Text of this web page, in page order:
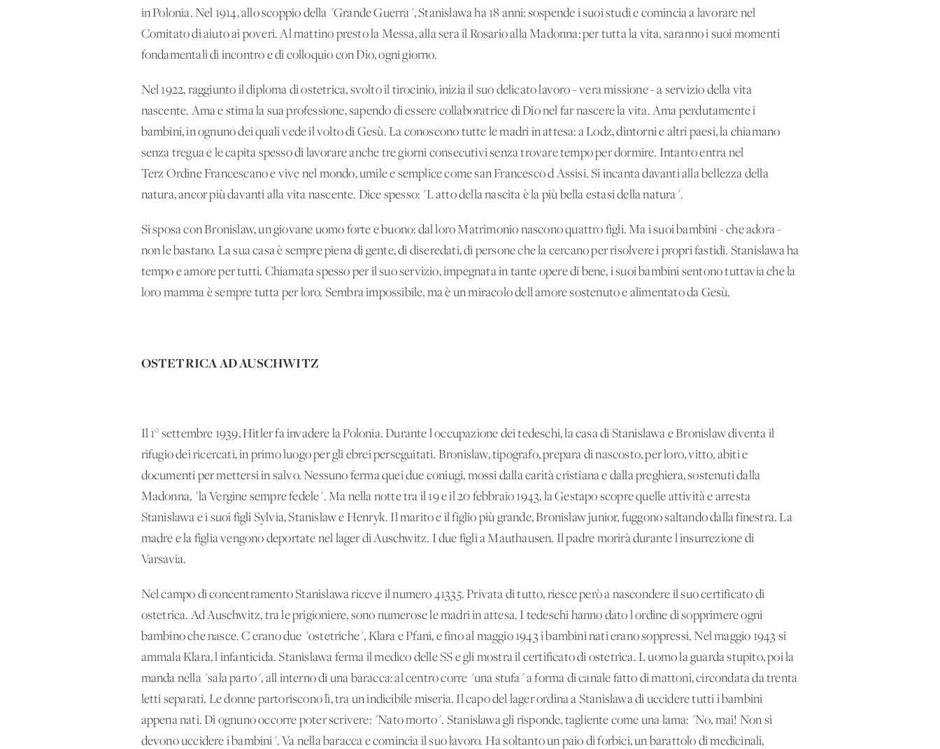
in Polonia. Nel 1914, allo scoppio della "Grande Guerra", Stanislawa ha 18 anni: sospende i suoi studi e comincia a lavorare nel
Comitato di aiuto ai poveri. Al mattino presto la Messa, alla sera il Rosario alla Madonna: per tutta la vita, saranno i suoi momenti
fondamentali di incontro e di colloquio con Dio, ogni giorno.
Nel 1922, raggiunto il diploma di ostetrica, svolto il tirocinio, inizia il suo delicato lavoro - vera missione - a servizio della vita
nascente. Ama e stima la sua professione, sapendo di essere collaboratrice di Dio nel far nascere la vita. Ama perdutamente i
bambini, in ognuno dei quali vede il volto di Gesù. La conoscono tutte le madri in attesa: a Lodz, dintorni e altri paesi, la chiamano
senza tregua e le capita spesso di lavorare anche tre giorni consecutivi senza trovare tempo per dormire. Intanto entra nel
Terz'Ordine Francescano e vive nel mondo, umile e semplice come san Francesco d'Assisi. Si incanta davanti alla bellezza della
natura, ancor più davanti alla vita nascente. Dice spesso: "L'atto della nascita è la più bella estasi della natura".
Si sposa con Bronislaw, un giovane uomo forte e buono: dal loro Matrimonio nascono quattro figli. Ma i suoi bambini - che adora -
non le bastano. La sua casa è sempre piena di gente, di diseredati, di persone che la cercano per risolvere i propri fastidi. Stanislawa ha
tempo e amore per tutti. Chiamata spesso per il suo servizio, impegnata in tante opere di bene, i suoi bambini sentono tuttavia che la
loro mamma è sempre tutta per loro. Sembra impossibile, ma è un miracolo dell'amore sostenuto e alimentato da Gesù.
OSTETRICA AD AUSCHWITZ
Il 1° settembre 1939, Hitler fa invadere la Polonia. Durante l'occupazione dei tedeschi, la casa di Stanislawa e Bronislaw diventa il
rifugio dei ricercati, in primo luogo per gli ebrei perseguitati. Bronislaw, tipografo, prepara di nascosto, per loro, vitto, abiti e
documenti per mettersi in salvo. Nessuno ferma quei due coniugi, mossi dalla carità cristiana e dalla preghiera, sostenuti dalla
Madonna, "la Vergine sempre fedele". Ma nella notte tra il 19 e il 20 febbraio 1943, la Gestapo scopre quelle attività e arresta
Stanislawa e i suoi figli Sylvia, Stanislaw e Henryk. Il marito e il figlio più grande, Bronislaw junior, fuggono saltando dalla finestra. La
madre e la figlia vengono deportate nel lager di Auschwitz. I due figli a Mauthausen. Il padre morirà durante l'insurrezione di
Varsavia.
Nel campo di concentramento Stanislawa riceve il numero 41335. Privata di tutto, riesce però a nascondere il suo certificato di
ostetrica. Ad Auschwitz, tra le prigioniere, sono numerose le madri in attesa. I tedeschi hanno dato l'ordine di sopprimere ogni
bambino che nasce. C'erano due "ostetriche", Klara e Pfani, e fino al maggio 1943 i bambini nati erano soppressi. Nel maggio 1943 si
ammala Klara, l'infanticida. Stanislawa ferma il medico delle SS e gli mostra il certificato di ostetrica. L'uomo la guarda stupito, poi la
manda nella "sala parto", all'interno di una baracca: al centro corre "una stufa" a forma di canale fatto di mattoni, circondata da trenta
letti separati. Le donne partoriscono lì, tra un'indicibile miseria. Il capo del lager ordina a Stanislawa di uccidere tutti i bambini
appena nati. Di ognuno occorre poter scrivere: "Nato morto". Stanislawa gli risponde, tagliente come una lama: "No, mai! Non si
devono uccidere i bambini". Va nella baracca e comincia il suo lavoro. Ha soltanto un paio di forbici, un barattolo di medicinali,